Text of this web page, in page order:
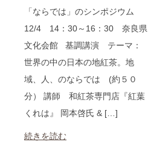
「ならでは」のシンポジウム
12/4 14：30～16：30 奈良県
文化会館 基調講演 テーマ：
世界の中の日本の地紅茶。地
域、人、のならでは (約５０
分） 講師 和紅茶専門店『紅葉
くれは』 岡本啓氏 & […]
続きを読む